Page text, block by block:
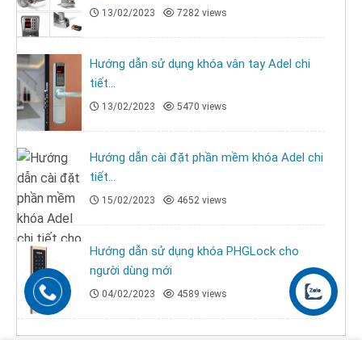
13/02/2023 7282 views
Hướng dẫn sử dụng khóa vân tay Adel chi
tiết...
13/02/2023 5470 views
Hướng dẫn cài đặt phần mềm khóa Adel chi
tiết...
15/02/2023 4652 views
Hướng dẫn sử dụng khóa PHGLock cho
người dùng mới
04/02/2023 4589 views